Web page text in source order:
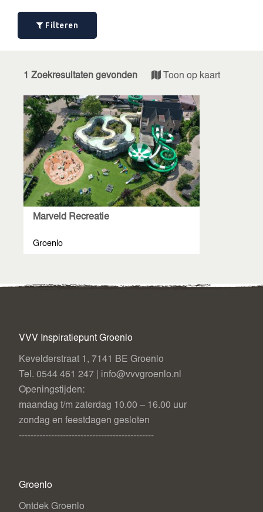
Filteren
1 Zoekresultaten gevonden Toon op kaart
Marveld Recreatie
Groenlo
VVV Inspiratiepunt Groenlo
Kevelderstraat 1, 7141 BE Groenlo
Tel. 0544 461 247 | info@vvvgroenlo.nl
Openingstijden:
maandag t/m zaterdag 10.00 – 16.00 uur
zondag en feestdagen gesloten
----------------------------------------------
Groenlo
Ontdek Groenlo